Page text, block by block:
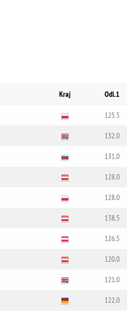
Kraj Odl.1
125.5
132.0
131.0
128.0
128.0
138.5
126.5
120.0
121.0
122.0